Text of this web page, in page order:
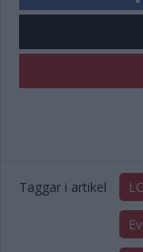
Taggar i artikel